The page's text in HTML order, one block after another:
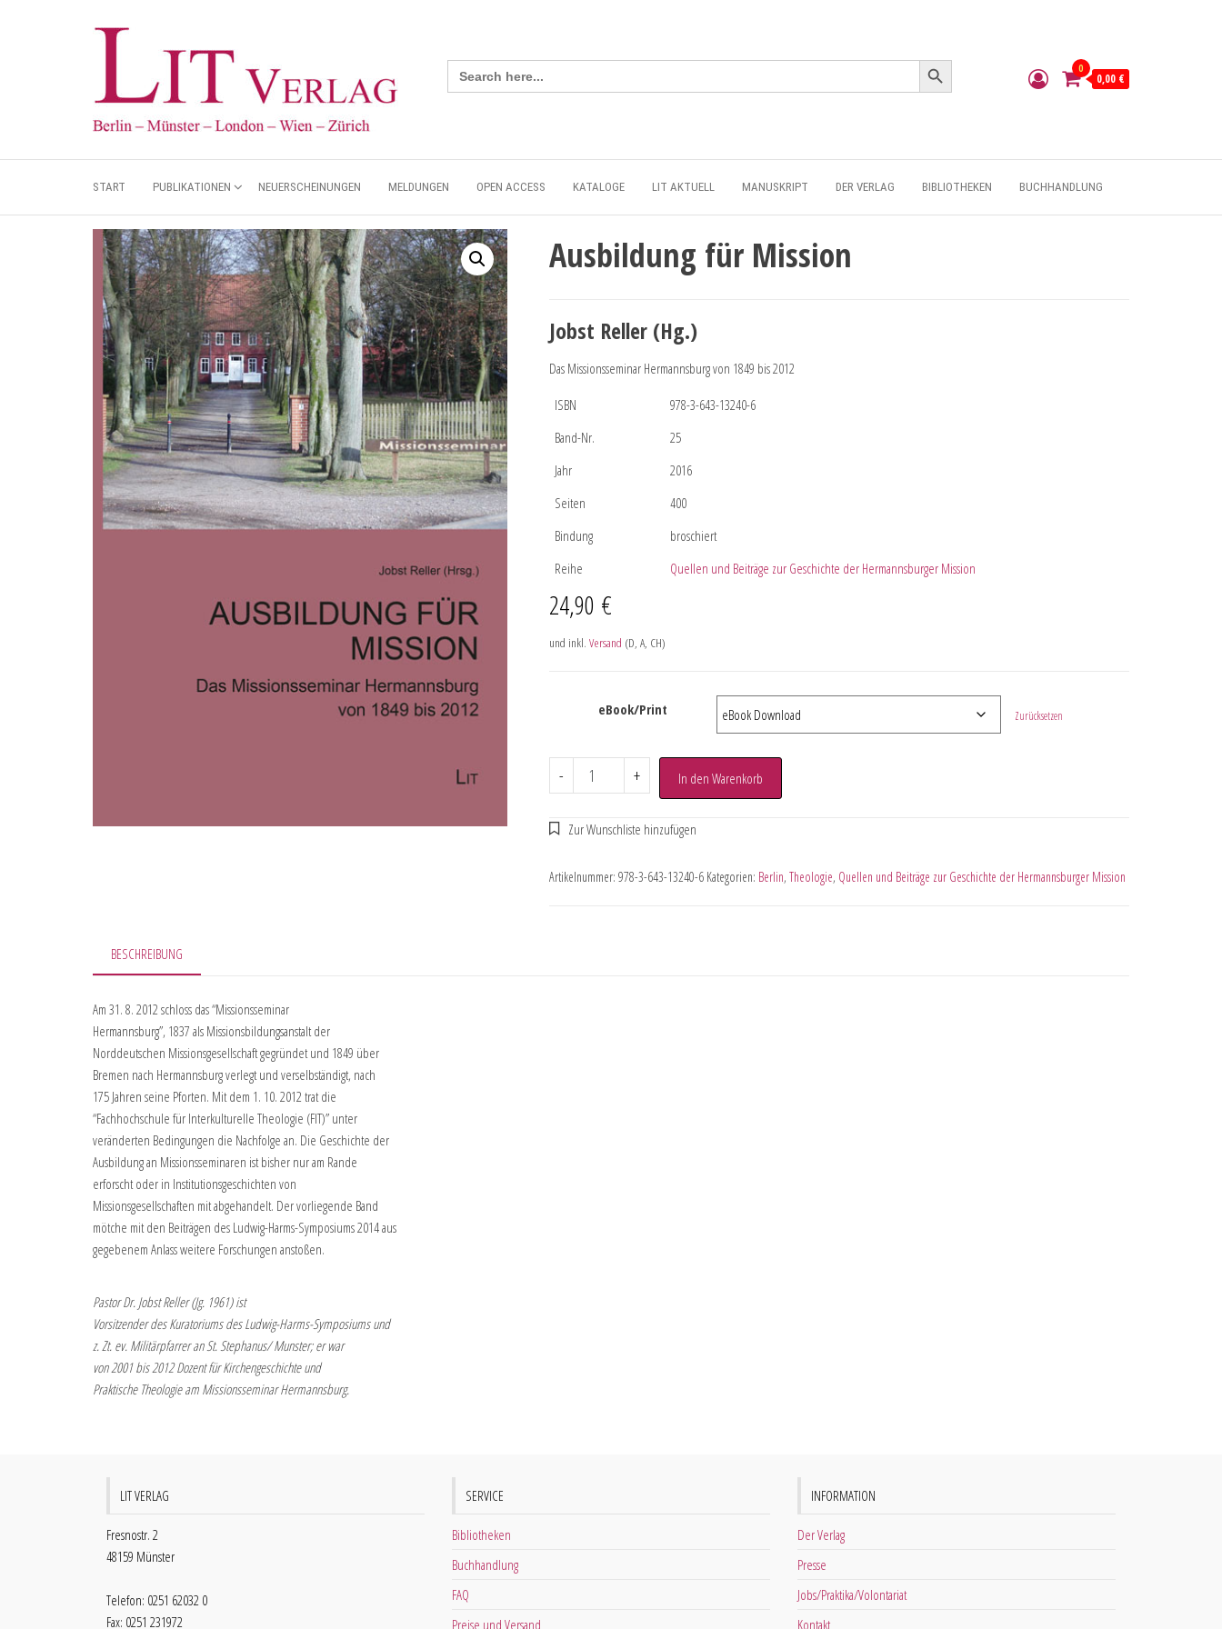
Search
for:
Search Button
0
0,00 €
START PUBLIKATIONEN NEUERSCHEINUNGEN MELDUNGEN OPEN ACCESS KATALOGE LIT AKTUELL MANUSKRIPT DER VERLAG BIBLIOTHEKEN BUCHHANDLUNG
Ausbildung für Mission
Jobst Reller (Hg.)
Das Missionsseminar Hermannsburg von 1849 bis 2012
ISBN
978-3-643-13240-6
Band-Nr.
25
Jahr
2016
Seiten
400
Bindung
broschiert
Reihe
Quellen und Beiträge zur Geschichte der Hermannsburger Mission
24,90 €
und inkl. Versand (D, A, CH)
eBook/Print Zurücksetzen
- + In den Warenkorb
Artikelnummer: 978-3-643-13240-6 Kategorien: Berlin, Theologie, Quellen und Beiträge zur Geschichte der Hermannsburger Mission
BESCHREIBUNG
Am 31. 8. 2012 schloss das “Missionsseminar
Hermannsburg”, 1837 als Missionsbildungsanstalt der
Norddeutschen Missionsgesellschaft gegründet und 1849 über
Bremen nach Hermannsburg verlegt und verselbständigt, nach
175 Jahren seine Pforten. Mit dem 1. 10. 2012 trat die
“Fachhochschule für Interkulturelle Theologie (FIT)” unter
veränderten Bedingungen die Nachfolge an. Die Geschichte der
Ausbildung an Missionsseminaren ist bisher nur am Rande
erforscht oder in Institutionsgeschichten von
Missionsgesellschaften mit abgehandelt. Der vorliegende Band
mötche mit den Beiträgen des Ludwig-Harms-Symposiums 2014 aus
gegebenem Anlass weitere Forschungen anstoßen.
Pastor Dr. Jobst Reller (Jg. 1961) ist
Vorsitzender des Kuratoriums des Ludwig-Harms-Symposiums und
z. Zt. ev. Militärpfarrer an St. Stephanus/ Munster; er war
von 2001 bis 2012 Dozent für Kirchengeschichte und
Praktische Theologie am Missionsseminar Hermannsburg.
LIT VERLAG
Fresnostr. 2
48159 Münster
Telefon: 0251 62032 0
Fax: 0251 231972
SERVICE
Bibliotheken
Buchhandlung
FAQ
Preise und Versand
INFORMATION
Der Verlag
Presse
Jobs/Praktika/Volontariat
Kontakt